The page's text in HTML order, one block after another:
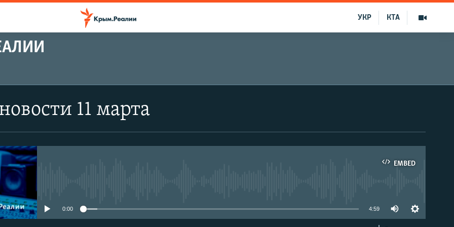
КТА
УКР
11 марта
EMBED
0:00 4:59